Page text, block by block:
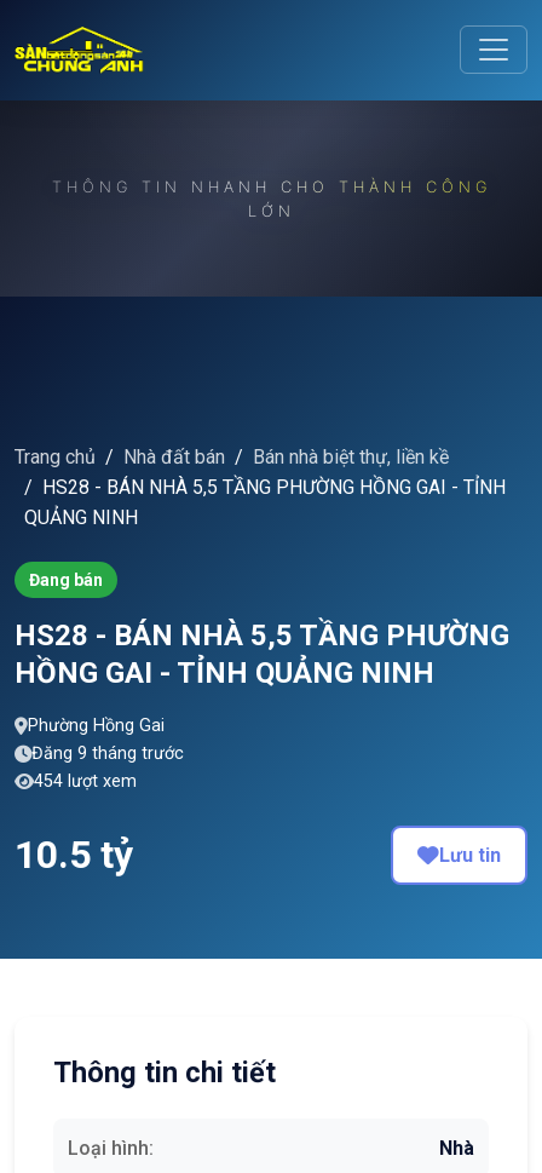
THÔNG TIN NHANH CHO THÀNH CÔNG
LỚN
Trang chủ Nhà đất bán
Bán nhà biệt thự, liền kề
HS28 - BÁN NHÀ 5,5 TẦNG PHƯỜNG HỒNG GAI - TỈNH
QUẢNG NINH
Đang bán
HS28 - BÁN NHÀ 5,5 TẦNG PHƯỜNG
HỒNG GAI - TỈNH QUẢNG NINH
Phường Hồng Gai
Đăng 9 tháng trước
454 lượt xem
10.5 tỷ Lưu tin
Thông tin chi tiết
Loại hình: Nhà